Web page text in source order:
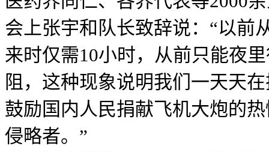
会上张宇和队长致辞说：“以前
来时仅需10小时，从前只能夜
阻，这种现象说明我们一天天
鼓励国内人民捐献飞机大炮的
侵略者。”